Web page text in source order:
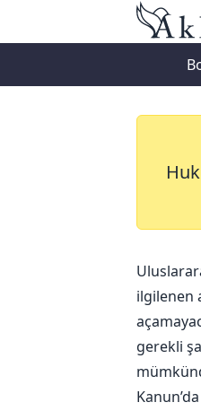
ilgilenen
gerekli